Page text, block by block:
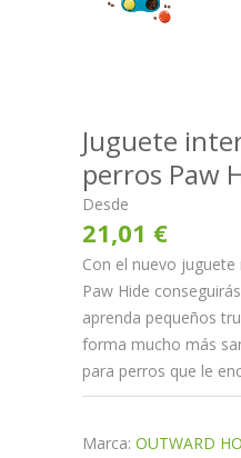
Juguete
perros Paw
Desde
21,01 €
Con el nuevo
Paw Hide
aprenda pequeños
forma mucho más
para perros que le
Marca: OUTWARD